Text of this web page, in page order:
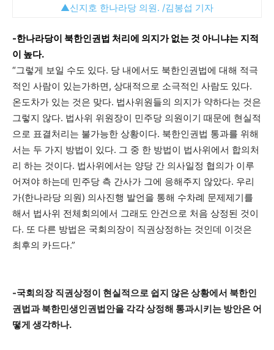
▲신지호 한나라당 의원. /김봉섭 기자
-한나라당이 북한인권법 처리에 의지가 없는 것 아니냐는 지적
이 높다.
“그렇게 보일 수도 있다. 당 내에서도 북한인권법에 대해 적극
적인 사람이 있는가하면, 상대적으로 소극적인 사람도 있다.
온도차가 있는 것은 맞다. 법사위원들의 의지가 약하다는 것은
그렇지 않다. 법사위 위원장이 민주당 의원이기 때문에 현실적
으로 표결처리는 불가능한 상황이다. 북한인권법 통과를 위해
서는 두 가지 방법이 있다. 그 중 한 방법이 법사위에서 합의처
리 하는 것이다. 법사위에서는 양당 간 의사일정 협의가 이루
어져야 하는데 민주당 측 간사가 그에 응해주지 않았다. 우리
가(한나라당 의원) 의사진행 발언을 통해 수차례 문제제기를
해서 법사위 전체회의에서 그래도 안건으로 처음 상정된 것이
다. 또 다른 방법은 국회의장이 직권상정하는 것인데 이것은
최후의 카드다.”
-국회의장 직권상정이 현실적으로 쉽지 않은 상황에서 북한인
권법과 북한민생인권법안을 각각 상정해 통과시키는 방안은 어
떻게 생각하나.